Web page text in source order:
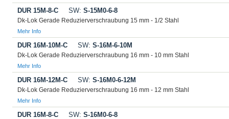
DUR 15M-8-C SW: S-15M0-6-8
Dk-Lok Gerade Reduzierverschraubung 15 mm - 1/2 Stahl
Mehr Info
DUR 16M-10M-C SW: S-16M-6-10M
Dk-Lok Gerade Reduzierverschraubung 16 mm - 10 mm Stahl
Mehr Info
DUR 16M-12M-C SW: S-16M0-6-12M
Dk-Lok Gerade Reduzierverschraubung 16 mm - 12 mm Stahl
Mehr Info
DUR 16M-8-C SW: S-16M0-6-8